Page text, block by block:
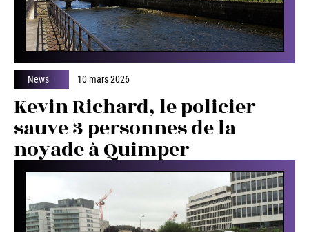
News 10 mars 2026
Kevin Richard, le policier
sauve 3 personnes de la
noyade à Quimper